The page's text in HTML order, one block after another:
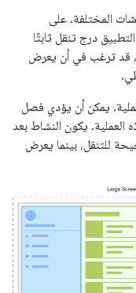
المختلفة. على
درج تنقل ثابتًا
قد ترغب في أن يعرض
يمكن أن يؤدي فصل
العملية. يكون النشاط بعد
للتنقل، بينما يعرض